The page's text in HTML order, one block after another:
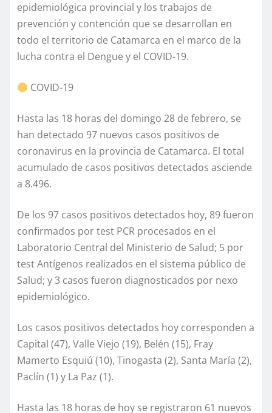
epidemiológica provincial y los trabajos de
prevención y contención que se desarrollan en
todo el territorio de Catamarca en el marco de la
lucha contra el Dengue y el COVID-19.
COVID-19
Hasta las 18 horas del domingo 28 de febrero, se
han detectado 97 nuevos casos positivos de
coronavirus en la provincia de Catamarca. El total
acumulado de casos positivos detectados asciende
a 8.496.
De los 97 casos positivos detectados hoy, 89 fueron
confirmados por test PCR procesados en el
Laboratorio Central del Ministerio de Salud; 5 por
test Antígenos realizados en el sistema público de
Salud; y 3 casos fueron diagnosticados por nexo
epidemiológico.
Los casos positivos detectados hoy corresponden a
Capital (47), Valle Viejo (19), Belén (15), Fray
Mamerto Esquiú (10), Tinogasta (2), Santa María (2),
Paclín (1) y La Paz (1).
Hasta las 18 horas de hoy se registraron 61 nuevos